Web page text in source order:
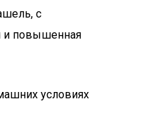
с
и повышенная
условиях